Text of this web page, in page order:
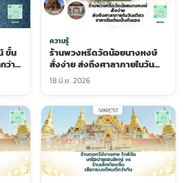
ขั้น
ว่า
ความรู้
ร้านพวงหรีดวัดน้อยนางหงษ์
สั่งง่าย ส่งถึงศาลาภายในวัน
เดียว ราคาเริ่มต้นเป็นกันเอง
18 มิ.ย. 2026